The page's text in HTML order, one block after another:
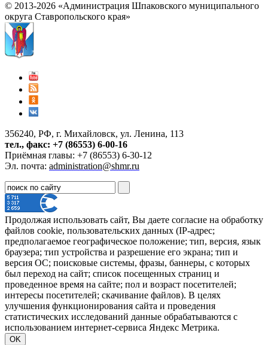
© 2013-2026 «Администрация Шпаковского муниципального
округа Ставропольского края»
356240, РФ, г. Михайловск, ул. Ленина, 113
тел., факс: +7 (86553) 6-00-16
Приёмная главы: +7 (86553) 6-30-12
Эл. почта: administration@shmr.ru
Продолжая использовать сайт, Вы даете согласие на обработку
файлов cookie, пользовательских данных (IP-адрес;
предполагаемое географическое положение; тип, версия, язык
браузера; тип устройства и разрешение его экрана; тип и
версия ОС; поисковые системы, фразы, баннеры, с которых
был переход на сайт; список посещенных страниц и
проведенное время на сайте; пол и возраст посетителей;
интересы посетителей; скачивание файлов). В целях
улучшения функционирования сайта и проведения
статистических исследований данные обрабатываются с
использованием интернет-сервиса Яндекс Метрика.
OK